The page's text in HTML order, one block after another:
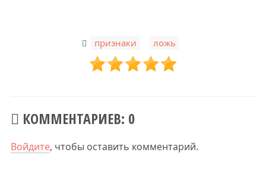
признаки ложь
КОММЕНТАРИЕВ: 0
Войдите, чтобы оставить комментарий.